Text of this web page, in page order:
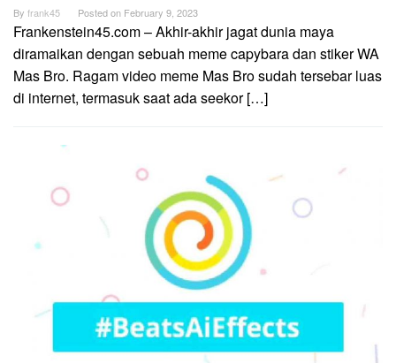
By frank45 Posted on February 9, 2023
Frankenstein45.com – Akhir-akhir jagat dunia maya
diramaikan dengan sebuah meme capybara dan stiker WA
Mas Bro. Ragam video meme Mas Bro sudah tersebar luas
di internet, termasuk saat ada seekor […]